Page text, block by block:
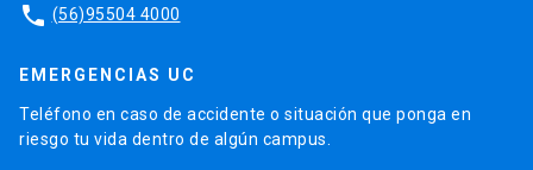
phone (56)95504 4000
EMERGENCIAS UC
Teléfono en caso de accidente o situación que ponga en
riesgo tu vida dentro de algún campus.